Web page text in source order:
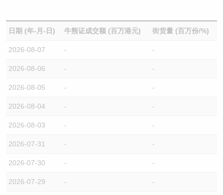
日期 (年-月-日) 牛熊证成交额 (百万港元) 街货量 (百万份/%)
2026-08-07 - -
2026-08-06 - -
2026-08-05 - -
2026-08-04 - -
2026-08-03 - -
2026-07-31 - -
2026-07-30 - -
2026-07-29 - -